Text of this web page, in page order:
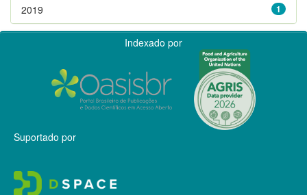
1
2019
Indexado por
Suportado por